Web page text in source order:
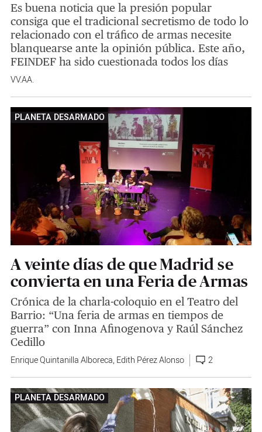
Es buena noticia que la presión popular
consiga que el tradicional secretismo de todo lo
relacionado con el tráfico de armas necesite
blanquearse ante la opinión pública. Este año,
FEINDEF ha sido cuestionada todos los días
VV.AA.
PLANETA DESARMADO
A veinte días de que Madrid se
convierta en una Feria de Armas
Crónica de la charla-coloquio en el Teatro del
Barrio: “Una feria de armas en tiempos de
guerra” con Inna Afinogenova y Raúl Sánchez
Cedillo
Enrique Quintanilla Alboreca, Edith Pérez Alonso 2
PLANETA DESARMADO